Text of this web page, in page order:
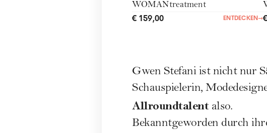
WOMANtreatment
€ 159,00 ENTDECKEN→
Gwen Stefani ist nicht nur
Schauspielerin,
Allroundtalentalso.
Bekanntgeworden durch